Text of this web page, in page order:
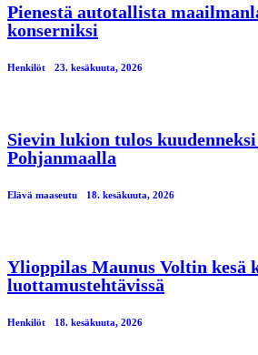
Pienestä autotallista
konserniksi
Henkilöt 23. kesäkuuta, 2026
Sievin lukion tulos
Pohjanmaalla
Elävä maaseutu 18. kesäkuuta, 2026
Ylioppilas Maunus Voltin kesä
luottamustehtävissä
Henkilöt 18. kesäkuuta, 2026